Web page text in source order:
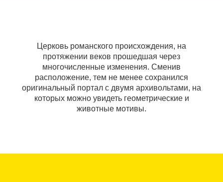
Церковь романского происхождения, на
протяжении веков прошедшая через
многочисленные изменения. Сменив
расположение, тем не менее сохранился
оригинальный портал с двумя архивольтами, на
которых можно увидеть геометрические и
животные мотивы.